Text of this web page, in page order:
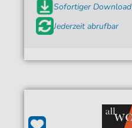
Sofortiger Download
Jederzeit abrufbar